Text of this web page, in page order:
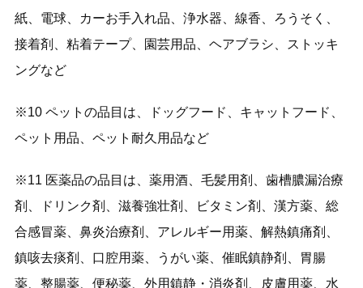
紙、電球、カーお手入れ品、浄水器、線香、ろうそく、
接着剤、粘着テープ、園芸用品、ヘアブラシ、ストッキ
ングなど
※10 ペットの品目は、ドッグフード、キャットフード、
ペット用品、ペット耐久用品など
※11 医薬品の品目は、薬用酒、毛髪用剤、歯槽膿漏治療
剤、ドリンク剤、滋養強壮剤、ビタミン剤、漢方薬、総
合感冒薬、鼻炎治療剤、アレルギー用薬、解熱鎮痛剤、
鎮咳去痰剤、口腔用薬、うがい薬、催眠鎮静剤、胃腸
薬、整腸薬、便秘薬、外用鎮静・消炎剤、皮膚用薬、水